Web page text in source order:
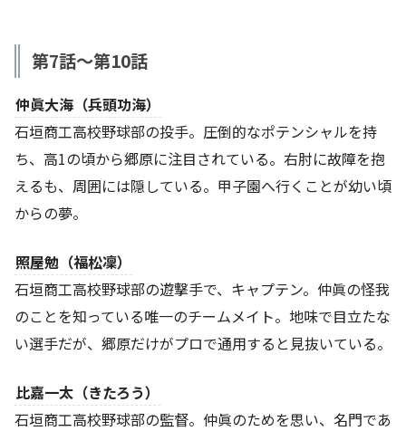
第7話～第10話
仲眞大海（兵頭功海）
石垣商工高校野球部の投手。圧倒的なポテンシャルを持
ち、高1の頃から郷原に注目されている。右肘に故障を抱
えるも、周囲には隠している。甲子園へ行くことが幼い頃
からの夢。
照屋勉（福松凜）
石垣商工高校野球部の遊撃手で、キャプテン。仲眞の怪我
のことを知っている唯一のチームメイト。地味で目立たな
い選手だが、郷原だけがプロで通用すると見抜いている。
比嘉一太（きたろう）
石垣商工高校野球部の監督。仲眞のためを思い、名門であ